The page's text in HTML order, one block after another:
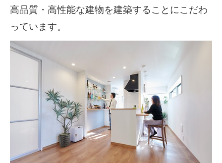
高品質・高性能な建物を建築することにこだわ
っています。